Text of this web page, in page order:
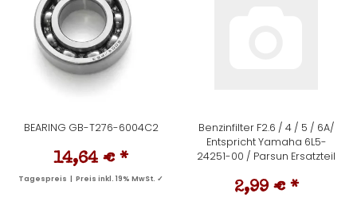
BEARING GB-T276-6004C2
14,64 € *
Tagespreis | Preis inkl. 19% MwSt. ✓
Benzinfilter F2.6 / 4 / 5 / 6A/
Entspricht Yamaha 6L5-
24251-00 / Parsun Ersatzteil
2,99 € *